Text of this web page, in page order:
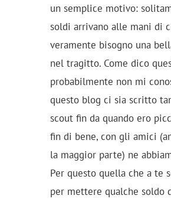
un semplice motivo:
soldi arrivano alle mani di
veramente bisogno una
nel tragitto. Come dico
probabilmente non mi
questo blog ci sia scritto
scout fin da quando ero
fin di bene, con gli amici
la maggior parte) ne
Per questo quella che a te
per mettere qualche soldo